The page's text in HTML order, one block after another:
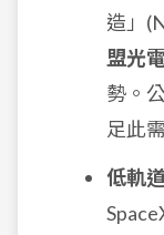
造」
盟光
勢。
足此
低軌